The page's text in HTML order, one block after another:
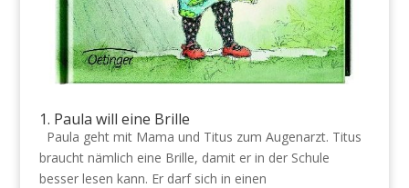
1. Paula will eine Brille
Paula geht mit Mama und Titus zum Augenarzt. Titus
braucht nämlich eine Brille, damit er in der Schule
besser lesen kann. Er darf sich in einen